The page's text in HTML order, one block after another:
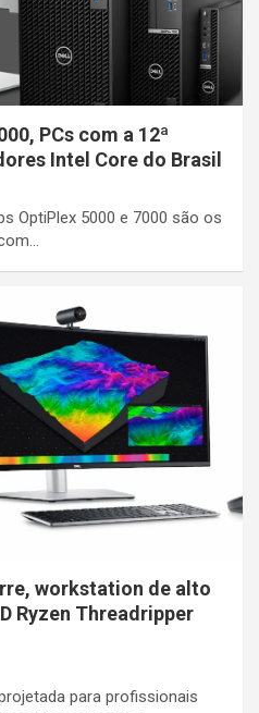
PCs com a 12ª
Intel Core do Brasil
OptiPlex 5000 e 7000 são os
workstation de alto
Ryzen Threadripper
para profissionais